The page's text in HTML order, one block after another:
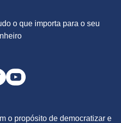
o que importa para o seu
o propósito de democratizar e